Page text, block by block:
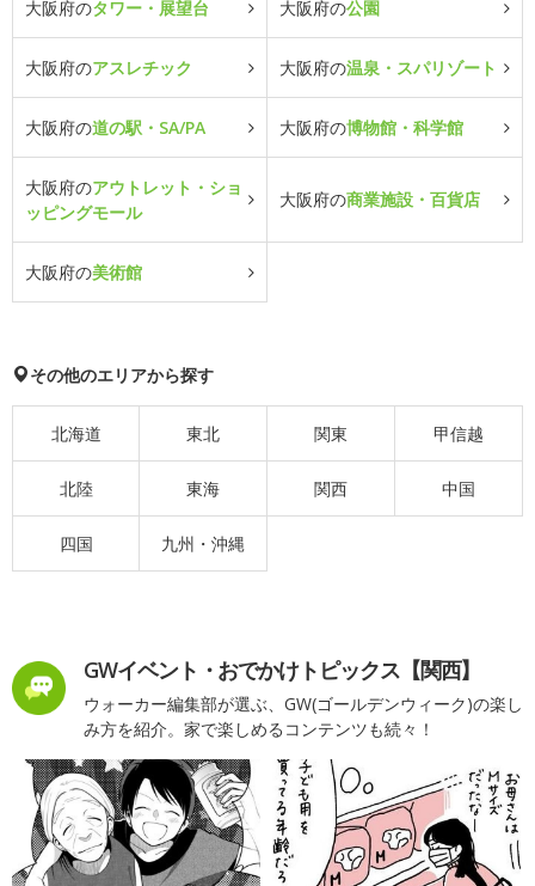
大阪府のタワー・展望台 大阪府の公園
大阪府のアスレチック 大阪府の温泉・スパリゾート
大阪府の道の駅・SA/PA 大阪府の博物館・科学館
大阪府のアウトレット・ショ
ッピングモール
大阪府の商業施設・百貨店
大阪府の美術館
その他のエリアから探す
北海道 東北 関東 甲信越
北陸 東海 関西 中国
四国 九州・沖縄
GWイベント・おでかけトピックス【関西】
ウォーカー編集部が選ぶ、GW(ゴールデンウィーク)の楽し
み方を紹介。家で楽しめるコンテンツも続々！